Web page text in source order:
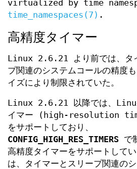
virtualized by time
time_namespaces(7) .
高精度タイマー
Linux 2.6.21 より前では、タ
プ関連のシステムコールの精
イズにより制限されていた。
Linux 2.6.21 以降では、
イマー (high-resolution
をサポートしており、
CONFIG_HIGH_RES_TIMERS で
高精度タイマーをサポートして
は、タイマーとスリープ関連の